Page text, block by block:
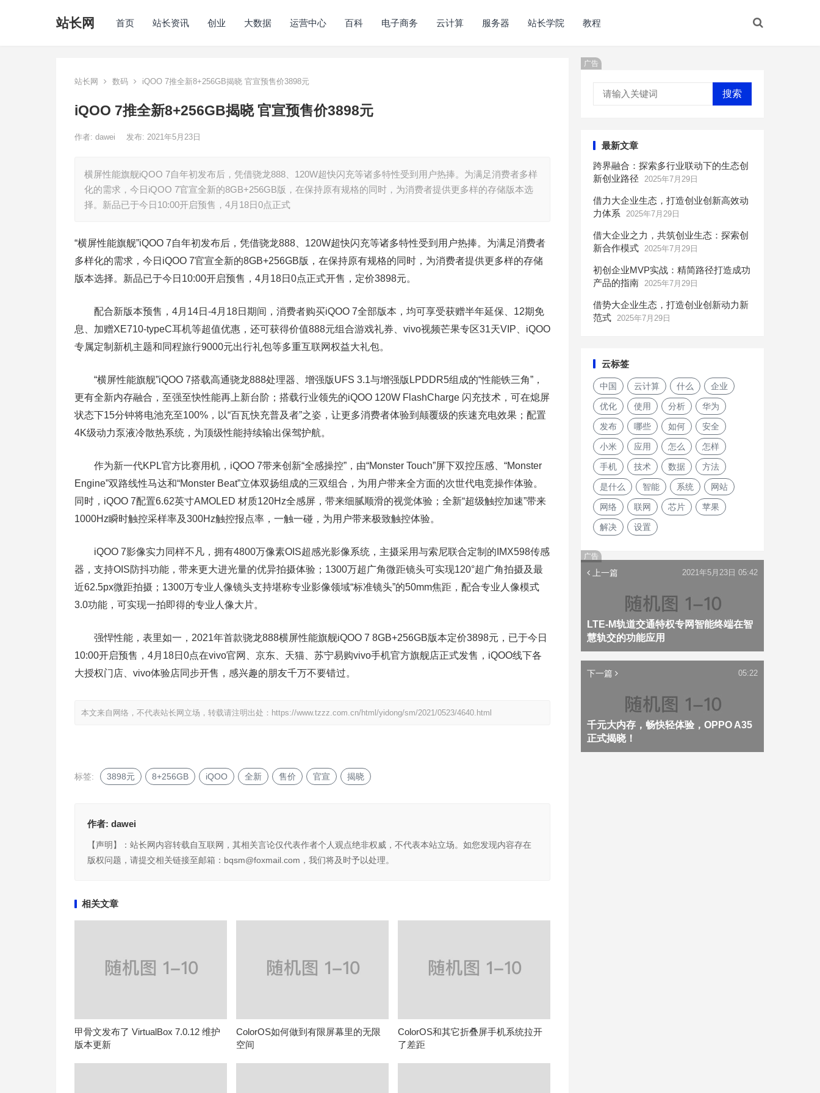
站长网 首页 站长资讯 创业 大数据 运营中心 百科 电子商务 云计算 服务器 站长学院 教程
站长网 数码 iQOO 7推全新8+256GB揭晓 官宣预售价3898元
iQOO 7推全新8+256GB揭晓 官宣预售价3898元
作者: dawei 发布: 2021年5月23日
横屏性能旗舰iQOO 7自年初发布后，凭借骁龙888、120W超快闪充等诸多特性受到用户热捧。为满足消费者多样
化的需求，今日iQOO 7官宣全新的8GB+256GB版，在保持原有规格的同时，为消费者提供更多样的存储版本选
择。新品已于今日10:00开启预售，4月18日0点正式
“横屏性能旗舰”iQOO 7自年初发布后，凭借骁龙888、120W超快闪充等诸多特性受到用户热捧。为满足消费者
多样化的需求，今日iQOO 7官宣全新的8GB+256GB版，在保持原有规格的同时，为消费者提供更多样的存储
版本选择。新品已于今日10:00开启预售，4月18日0点正式开售，定价3898元。
配合新版本预售，4月14日-4月18日期间，消费者购买iQOO 7全部版本，均可享受获赠半年延保、12期免
息、加赠XE710-typeC耳机等超值优惠，还可获得价值888元组合游戏礼券、vivo视频芒果专区31天VIP、iQOO
专属定制新机主题和同程旅行9000元出行礼包等多重互联网权益大礼包。
“横屏性能旗舰”iQOO 7搭载高通骁龙888处理器、增强版UFS 3.1与增强版LPDDR5组成的“性能铁三角”，
更有全新内存融合，至强至快性能再上新台阶；搭载行业领先的iQOO 120W FlashCharge 闪充技术，可在熄屏
状态下15分钟将电池充至100%，以“百瓦快充普及者”之姿，让更多消费者体验到颠覆级的疾速充电效果；配置
4K级动力泵液冷散热系统，为顶级性能持续输出保驾护航。
作为新一代KPL官方比赛用机，iQOO 7带来创新“全感操控”，由“Monster Touch”屏下双控压感、“Monster
Engine”双路线性马达和“Monster Beat”立体双扬组成的三双组合，为用户带来全方面的次世代电竞操作体验。
同时，iQOO 7配置6.62英寸AMOLED 材质120Hz全感屏，带来细腻顺滑的视觉体验；全新“超级触控加速”带来
1000Hz瞬时触控采样率及300Hz触控报点率，一触一碰，为用户带来极致触控体验。
iQOO 7影像实力同样不凡，拥有4800万像素OIS超感光影像系统，主摄采用与索尼联合定制的IMX598传感
器，支持OIS防抖功能，带来更大进光量的优异拍摄体验；1300万超广角微距镜头可实现120°超广角拍摄及最
近62.5px微距拍摄；1300万专业人像镜头支持堪称专业影像领域“标准镜头”的50mm焦距，配合专业人像模式
3.0功能，可实现一拍即得的专业人像大片。
强悍性能，表里如一，2021年首款骁龙888横屏性能旗舰iQOO 7 8GB+256GB版本定价3898元，已于今日
10:00开启预售，4月18日0点在vivo官网、京东、天猫、苏宁易购vivo手机官方旗舰店正式发售，iQOO线下各
大授权门店、vivo体验店同步开售，感兴趣的朋友千万不要错过。
本文来自网络，不代表站长网立场，转载请注明出处： https://www.tzzz.com.cn/html/yidong/sm/2021/0523/4640.html
标签: 3898元 8+256GB iQOO 全新 售价 官宣 揭晓
作者: dawei
【声明】：站长网内容转载自互联网，其相关言论仅代表作者个人观点绝非权威，不代表本站立场。如您发现内容存在
版权问题，请提交相关链接至邮箱：bqsm@foxmail.com，我们将及时予以处理。
相关文章
甲骨文发布了 VirtualBox 7.0.12 维护
版本更新
ColorOS如何做到有限屏幕里的无限
空间
ColorOS和其它折叠屏手机系统拉开
了差距
广告
搜索
最新文章
跨界融合：探索多行业联动下的生态创
新创业路径
2025年7月29日
借力大企业生态，打造创业创新高效动
力体系
2025年7月29日
借大企业之力，共筑创业生态：探索创
新合作模式 2025年7月29日
初创企业MVP实战：精简路径打造成功
产品的指南 2025年7月29日
借势大企业生态，打造创业创新动力新
范式 2025年7月29日
云标签
中国 云计算 什么 企业
优化 使用 分析 华为
发布 哪些 如何 安全
小米 应用 怎么 怎样
手机 技术 数据 方法
是什么 智能 系统 网站
网络 联网 芯片 苹果
解决 设置
广告
上一篇
LTE-M轨道交通特权专网智能终端在智
慧轨交的功能应用
2021年5月23日 05:42
下一篇
千元大内存，畅快轻体验，OPPO A35
正式揭晓！
05:22